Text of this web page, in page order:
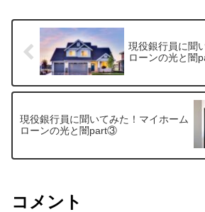
現役銀行員に聞
ローンの光と闇
現役銀行員に聞いてみた！マイホーム
ローンの光と闇part③
コメント